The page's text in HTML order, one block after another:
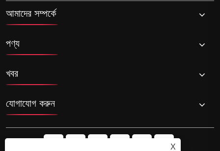
আমাদের সম্পর্কে
পণ্য
খবর
যোগাযোগ করুন
X